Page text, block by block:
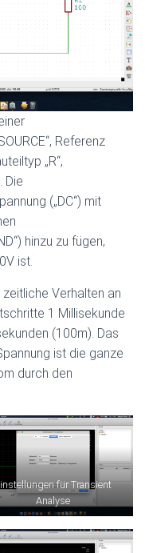
Referenz
„R“,
Die
(„DC“) mit
hinzu zu fügen,
ist.
Verhalten an
1 Millisekunde
(100m). Das
ist die ganze
durch den
für Transient
Analyse